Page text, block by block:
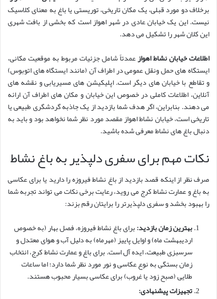
برخلاف دو مورد قبلی، یک مکان تاریخی، توریستی یا باغ به معنای کلاسیک
نیست. این یک خیابان عادی در شهر اهواز است که بخشی از بافت شهری
این کلان شهر را تشکیل می دهد.
اطلاعات خیابان نشاط اهوازعمدتاً شامل جزئیات مربوط به موقعیت مکانی،
ایستگاه های حمل ونقل عمومی در اطراف آن (مانند ایستگاه های اتوبوس)
و تقاطع با خیابان های دیگر است. اپلیکیشن های مسیریابی و نقشه های
آنلاین، اطلاعات کاملی در خصوص این خیابان و مکان های اطراف آن ارائه
می دهند. بنابراین، اگر هدف شما بازدید از یک جاذبه گردشگری طبیعی یا
تاریخی است، خیابان نشاط اهواز مقصد مورد نظر شما نخواهد بود و باید به
دنبال باغ های نشاط معرفی شده باشید.
نکات مهم برای سفری دلپذیر به باغ نشاط
صرف نظر از اینکه قصد بازدید از باغ نشاط فیروزه را دارید یا برای عکاسی
به باغ و عمارت نشاط کرج می روید، رعایت برخی نکات می تواند تجربه شما
را بهبود بخشد و سفری دلپذیرتر را برایتان رقم بزند:
بهترین زمان بازدید:برای باغ نشاط فیروزه، فصل بهار (به خصوص
اردیبهشت ماه) و اوایل پاییز (مهرماه) به دلیل آب و هوای معتدل و
سرسبزی طبیعت، ایده آل است. برای باغ و عمارت نشاط کرج، انتخاب
زمان بستگی به نوع عکاسی و نور مورد نظر شما دارد؛ اما ساعات
طلایی (صبح زود یا غروب) برای عکاسی بسیار محبوب هستند.
تجهیزات پیشنهادی: